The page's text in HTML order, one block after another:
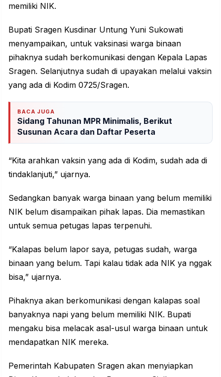
memiliki NIK.
Bupati Sragen Kusdinar Untung Yuni Sukowati
menyampaikan, untuk vaksinasi warga binaan
pihaknya sudah berkomunikasi dengan Kepala Lapas
Sragen. Selanjutnya sudah di upayakan melalui vaksin
yang ada di Kodim 0725/Sragen.
BACA JUGA
Sidang Tahunan MPR Minimalis, Berikut
Susunan Acara dan Daftar Peserta
“Kita arahkan vaksin yang ada di Kodim, sudah ada di
tindaklanjuti,” ujarnya.
Sedangkan banyak warga binaan yang belum memiliki
NIK belum disampaikan pihak lapas. Dia memastikan
untuk semua petugas lapas terpenuhi.
“Kalapas belum lapor saya, petugas sudah, warga
binaan yang belum. Tapi kalau tidak ada NIK ya nggak
bisa,” ujarnya.
Pihaknya akan berkomunikasi dengan kalapas soal
banyaknya napi yang belum memiliki NIK. Bupati
mengaku bisa melacak asal-usul warga binaan untuk
mendapatkan NIK mereka.
Pemerintah Kabupaten Sragen akan menyiapkan